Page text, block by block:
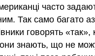
часто
Так само багато
говорять
знають, що не